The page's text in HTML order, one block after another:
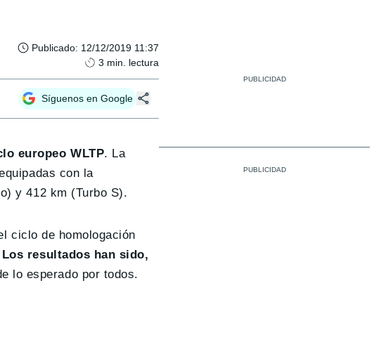
Publicado: 12/12/2019 11:37
3 min. lectura
Síguenos en Google
europeo WLTP. La
con la
y 412 km (Turbo S).
ciclo de homologación
Los resultados han sido,
lo esperado por todos.